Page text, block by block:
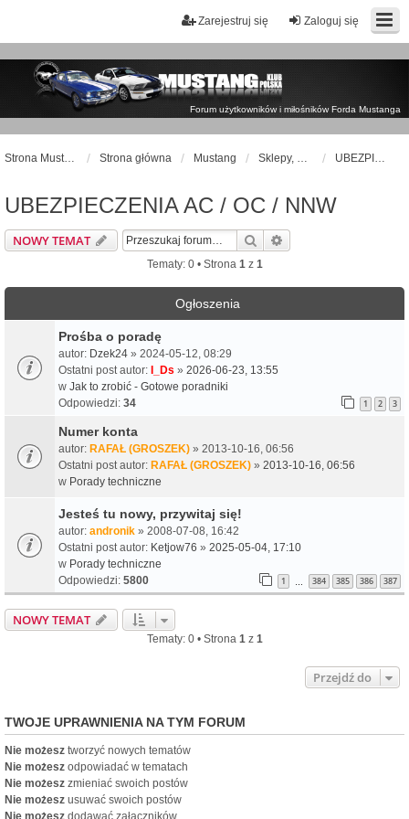
Zaloguj się
Zarejestruj się
Forum użytkowników i miłośników Forda Mustanga
Strona Mustangklub.pl Strona główna Mustang Sklepy, warsztaty, UBEZPIECZENIA UBEZPIECZENIA AC / OC / NNW
UBEZPIECZENIA AC / OC / NNW
NOWY TEMAT Szukaj
Tematy: 0 • Strona 1z 1
Ogłoszenia
Prośba o poradę
autor: Dzek24 » 2024-05-12, 08:29
Ostatni post autor: I_Ds » 2026-06-23, 13:55
w Jak to zrobić - Gotowe poradniki
Odpowiedzi: 34 1 2 3
Numer konta
autor: RAFAŁ (GROSZEK) » 2013-10-16, 06:56
Ostatni post autor: RAFAŁ (GROSZEK) » 2013-10-16, 06:56
w Porady techniczne
Jesteś tu nowy, przywitaj się!
autor: andronik » 2008-07-08, 16:42
Ostatni post autor: Ketjow76 » 2025-05-04, 17:10
w Porady techniczne
Odpowiedzi: 5800 1 384 385 386 387
NOWY TEMAT
Tematy: 0 • Strona 1z 1
Przejdź do
TWOJE UPRAWNIENIA NA TYM FORUM
Nie możesz tworzyć nowych tematów
Nie możesz odpowiadać w tematach
Nie możesz zmieniać swoich postów
Nie możesz usuwać swoich postów
Nie możesz dodawać załączników